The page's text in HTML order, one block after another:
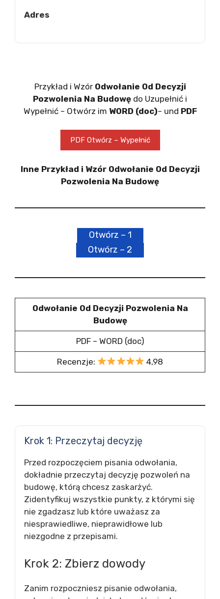
Adres
Przykład i Wzór Odwołanie Od Decyzji
Pozwolenia Na Budowę do Uzupełnić i
Wypełnić – Otwórz im WORD (doc)– und PDF
PDF Otwórz – Wypełnić
Inne Przykład i Wzór Odwołanie Od Decyzji
Pozwolenia Na Budowę
Otwórz – 1
Otwórz – 2
Odwołanie Od Decyzji Pozwolenia Na
Budowę
PDF – WORD (doc)
Recenzje: 4,98
Krok 1: Przeczytaj decyzję
Przed rozpoczęciem pisania odwołania,
dokładnie przeczytaj decyzję pozwoleń na
budowę, którą chcesz zaskarżyć.
Zidentyfikuj wszystkie punkty, z którymi się
nie zgadzasz lub które uważasz za
niesprawiedliwe, nieprawidłowe lub
niezgodne z przepisami.
Krok 2: Zbierz dowody
Zanim rozpoczniesz pisanie odwołania,